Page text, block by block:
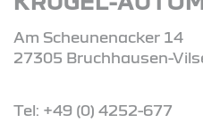
Am Scheunenacker 14
27305 Bruchhausen-
Tel: +49 (0) 4252-677